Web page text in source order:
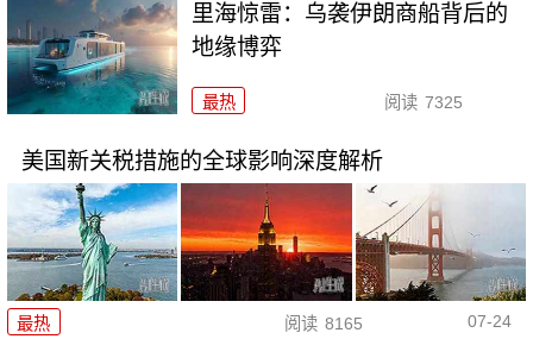
里海惊雷：乌袭伊朗商船背后的
地缘博弈
最热 阅读 7325
美国新关税措施的全球影响深度解析
最热 阅读 8165 07-24